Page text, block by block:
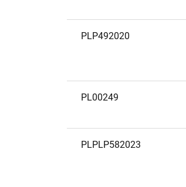
PLP492020
PL00249
PLPLP582023